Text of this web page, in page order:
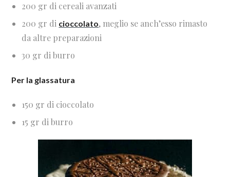
200 gr di cereali avanzati
200 gr di cioccolato, meglio se anch’esso rimasto
da altre preparazioni
30 gr di burro
Per la glassatura
150 gr di cioccolato
15 gr di burro